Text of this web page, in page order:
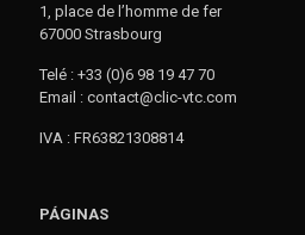
1, place de l’homme de fer
67000 Strasbourg
Telé : +33 (0)6 98 19 47 70
Email : contact@clic-vtc.com
IVA : FR63821308814
PÁGINAS